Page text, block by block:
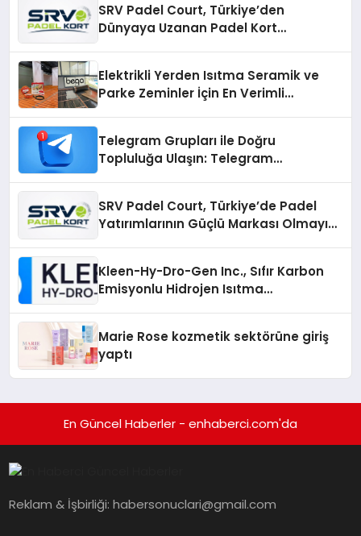
SRV Padel Court, Türkiye’den
Dünyaya Uzanan Padel Kort
Elektrikli Yerden Isıtma Seramik ve
Parke Zeminler İçin En Verimli
Telegram Grupları ile Doğru
Topluluğa Ulaşın: Telegram
SRV Padel Court, Türkiye’de Padel
Yatırımlarının Güçlü Markası Olmayı
Kleen-Hy-Dro-Gen Inc., Sıfır Karbon
Emisyonlu Hidrojen Isıtma
Marie Rose kozmetik sektörüne giriş
yaptı
En Güncel Haberler - enhaberci.com'da
Reklam & İşbirliği:habersonuclari@gmail.com